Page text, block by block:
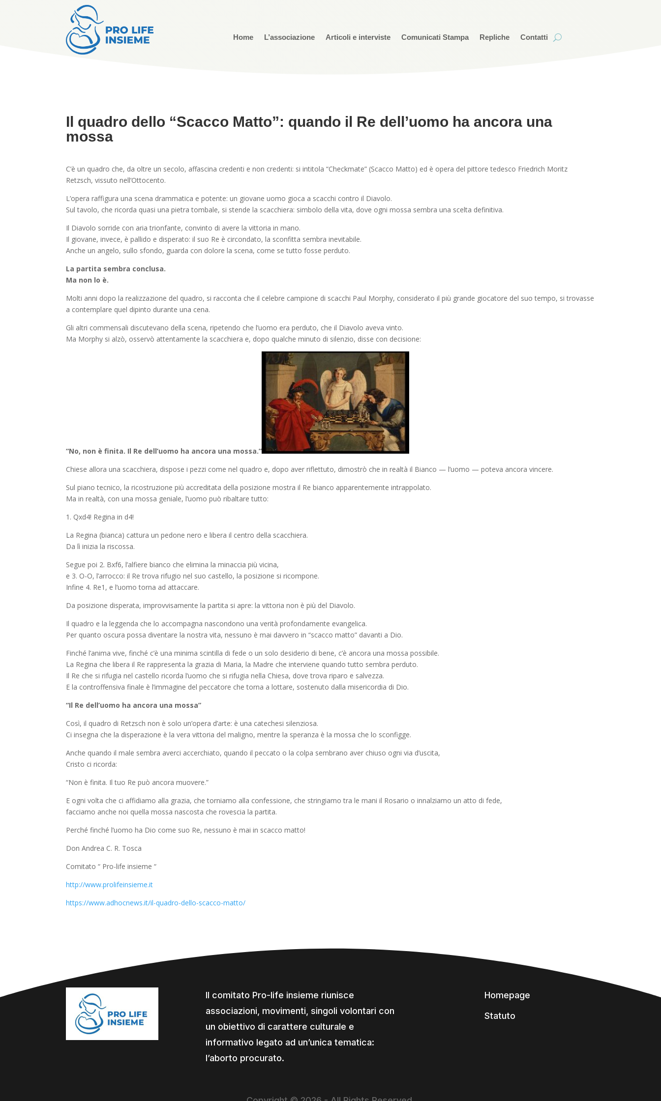
Home L’associazione Articoli e interviste Comunicati Stampa Repliche Contatti
Il quadro dello “Scacco Matto”: quando il Re dell’uomo ha ancora una
mossa
C’è un quadro che, da oltre un secolo, affascina credenti e non credenti: si intitola “Checkmate” (Scacco Matto) ed è opera del pittore tedesco Friedrich Moritz
Retzsch, vissuto nell’Ottocento.
L’opera raffigura una scena drammatica e potente: un giovane uomo gioca a scacchi contro il Diavolo.
Sul tavolo, che ricorda quasi una pietra tombale, si stende la scacchiera: simbolo della vita, dove ogni mossa sembra una scelta definitiva.
Il Diavolo sorride con aria trionfante, convinto di avere la vittoria in mano.
Il giovane, invece, è pallido e disperato: il suo Re è circondato, la sconfitta sembra inevitabile.
Anche un angelo, sullo sfondo, guarda con dolore la scena, come se tutto fosse perduto.
La partita sembra conclusa.
Ma non lo è.
Molti anni dopo la realizzazione del quadro, si racconta che il celebre campione di scacchi Paul Morphy, considerato il più grande giocatore del suo tempo, si trovasse
a contemplare quel dipinto durante una cena.
Gli altri commensali discutevano della scena, ripetendo che l’uomo era perduto, che il Diavolo aveva vinto.
Ma Morphy si alzò, osservò attentamente la scacchiera e, dopo qualche minuto di silenzio, disse con decisione:
“No, non è finita. Il Re dell’uomo ha ancora una mossa.”
Chiese allora una scacchiera, dispose i pezzi come nel quadro e, dopo aver riflettuto, dimostrò che in realtà il Bianco — l’uomo — poteva ancora vincere.
Sul piano tecnico, la ricostruzione più accreditata della posizione mostra il Re bianco apparentemente intrappolato.
Ma in realtà, con una mossa geniale, l’uomo può ribaltare tutto:
1. Qxd4! Regina in d4!
La Regina (bianca) cattura un pedone nero e libera il centro della scacchiera.
Da lì inizia la riscossa.
Segue poi 2. Bxf6, l’alfiere bianco che elimina la minaccia più vicina,
e 3. O-O, l’arrocco: il Re trova rifugio nel suo castello, la posizione si ricompone.
Infine 4. Re1, e l’uomo torna ad attaccare.
Da posizione disperata, improvvisamente la partita si apre: la vittoria non è più del Diavolo.
Il quadro e la leggenda che lo accompagna nascondono una verità profondamente evangelica.
Per quanto oscura possa diventare la nostra vita, nessuno è mai davvero in “scacco matto” davanti a Dio.
Finché l’anima vive, finché c’è una minima scintilla di fede o un solo desiderio di bene, c’è ancora una mossa possibile.
La Regina che libera il Re rappresenta la grazia di Maria, la Madre che interviene quando tutto sembra perduto.
Il Re che si rifugia nel castello ricorda l’uomo che si rifugia nella Chiesa, dove trova riparo e salvezza.
E la controffensiva finale è l’immagine del peccatore che torna a lottare, sostenuto dalla misericordia di Dio.
“Il Re dell’uomo ha ancora una mossa”
Così, il quadro di Retzsch non è solo un’opera d’arte: è una catechesi silenziosa.
Ci insegna che la disperazione è la vera vittoria del maligno, mentre la speranza è la mossa che lo sconfigge.
Anche quando il male sembra averci accerchiato, quando il peccato o la colpa sembrano aver chiuso ogni via d’uscita,
Cristo ci ricorda:
“Non è finita. Il tuo Re può ancora muovere.”
E ogni volta che ci affidiamo alla grazia, che torniamo alla confessione, che stringiamo tra le mani il Rosario o innalziamo un atto di fede,
facciamo anche noi quella mossa nascosta che rovescia la partita.
Perché finché l’uomo ha Dio come suo Re, nessuno è mai in scacco matto!
Don Andrea C. R. Tosca
Comitato “ Pro-life insieme “
http://www.prolifeinsieme.it
https://www.adhocnews.it/il-quadro-dello-scacco-matto/
Il comitato Pro-life insieme riunisce
associazioni, movimenti, singoli volontari con
un obiettivo di carattere culturale e
informativo legato ad un’unica tematica:
l’aborto procurato.
Homepage
Statuto